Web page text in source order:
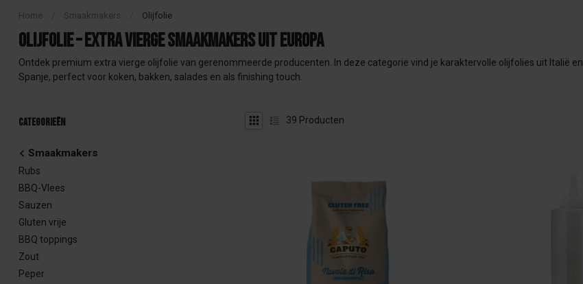
Home Smaakmakers Olijfolie
Olijfolie – Extra vierge smaakmakers uit Europa
Ontdek premium extra vierge olijfolie van gerenommeerde producenten. In deze categorie vind je karaktervolle olijfolies uit Italië en
Spanje, perfect voor koken, bakken, salades en als finishing touch.
Categorieën
Smaakmakers
Rubs
BBQ-Vlees
Sauzen
Gluten vrije
BBQ toppings
Zout
Peper
39 Producten